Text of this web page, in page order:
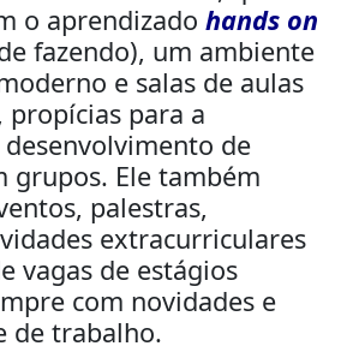
o aprendizado hands on
fazendo), um ambiente
e salas de aulas
propícias para a
de
grupos. Ele também
palestras,
extracurriculares
vagas de estágios
com novidades e
de trabalho.